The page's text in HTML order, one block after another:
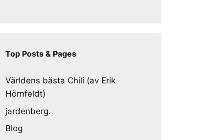
Top Posts & Pages
Världens bästa Chili (av Erik
Hörnfeldt)
jardenberg.
Blog